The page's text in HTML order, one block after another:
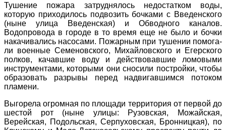
Тушение пожара затруднялось недоста­тком воды,
которую приходилось подвозить бочками с Введенского
(ныне улица Введенская) и Обводного каналов.
Водопровода в городе в то время еще не было и бочки
накачивались насосами. Пожарным при тушении помога­
ли военные Семеновского, Михайловского и Егерского
полков, качав­шие воду и действовавшие ломовыми
инструментами, которыми они сносили постройки, чтобы
образовать разрывы перед надви­гавшимся потоком
пламени.
Выгорела огромная по площади территория от первой до
шестой рот (ныне улицы: Рузовская, Можайская,
Верейская, Подольская, Серпуховская, Бронницкая), по